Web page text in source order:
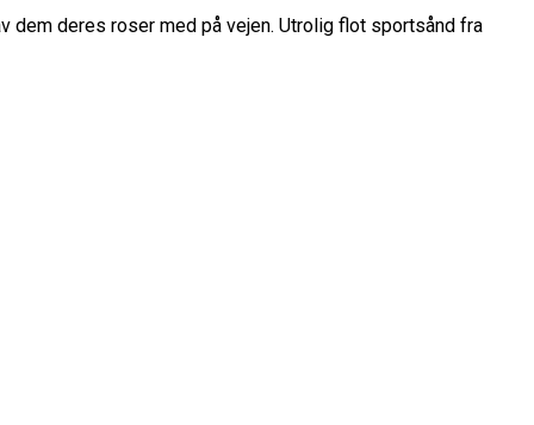
Mål Er At Vinde Turneringen”
dem deres roser med på vejen. Utrolig flot sportsånd fra